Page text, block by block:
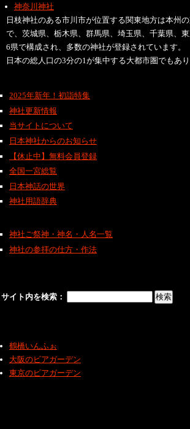
神奈川神社
日枝神社のある市川市が位置する関東地方は本州
で、茨城県、栃木県、群馬県、埼玉県、千葉県、
6県で構成され、多数の神社が登録されています。
日本の総人口の3分の1が集中する大都市圏でもあり
2025年新年！初詣特集
神社更新情報
当サイトについて
日本神社からのお知らせ
【休止中】無料会員登録
全国一宮総覧
日本神話の世界
神社用語辞典
神社ご祭神・神名・人名一覧
神社の参拝の仕方・作法
サイト内を検索：
鶴橋いんふぉ
大阪のビアガーデン
東京のビアガーデン